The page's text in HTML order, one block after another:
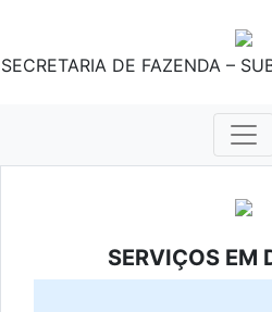
SECRETARIA DE FAZENDA –
SERVIÇOS EM